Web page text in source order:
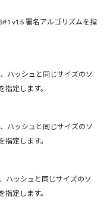
v1.5 署名アルゴリズムを指
ハッシュと同じサイズのソ
指定します。
ハッシュと同じサイズのソ
指定します。
ハッシュと同じサイズのソ
指定します。